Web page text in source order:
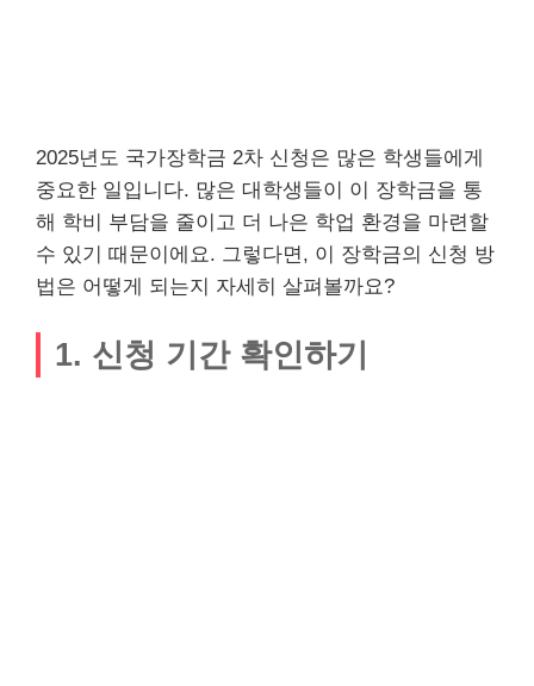
2025년도 국가장학금 2차 신청은 많은 학생들에게
중요한 일입니다. 많은 대학생들이 이 장학금을 통
해 학비 부담을 줄이고 더 나은 학업 환경을 마련할
수 있기 때문이에요. 그렇다면, 이 장학금의 신청 방
법은 어떻게 되는지 자세히 살펴볼까요?
1. 신청 기간 확인하기